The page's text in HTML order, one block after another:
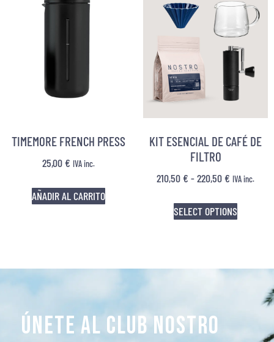
TIMEMORE FRENCH PRESS
25,00€ IVA inc.
AÑADIR AL CARRITO
KIT ESENCIAL DE CAFÉ DE
FILTRO
210,50€ -220,50€ IVA inc.
SELECT OPTIONS
ÚNETE AL CLUB NOSTRO